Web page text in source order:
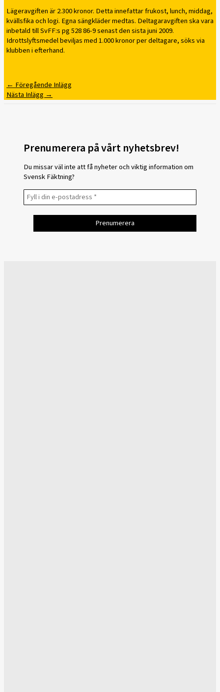
Lägeravgiften är 2.300 kronor. Detta innefattar frukost, lunch, middag,
kvällsfika och logi. Egna sängkläder medtas. Deltagaravgiften ska vara
inbetald till SvFF:s pg 528 86-9 senast den sista juni 2009.
Idrottslyftsmedel beviljas med 1.000 kronor per deltagare, söks via
klubben i efterhand.
← Föregående Inlägg
Nästa Inlägg →
Prenumerera på vårt nyhetsbrev!
Du missar väl inte att få nyheter och viktig information om
Svensk Fäktning?